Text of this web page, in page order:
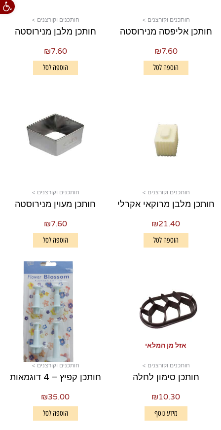
חותכנים וקורצנים >
חותכן אליפסה מנירוסטה
₪7.60
הוספה לסל
חותכנים וקורצנים >
חותכן מלבן מנירוסטה
₪7.60
הוספה לסל
חותכנים וקורצנים >
חותכן מלבן מרוקאי אקרלי
₪21.40
הוספה לסל
חותכנים וקורצנים >
חותכן מעוין מנירוסטה
₪7.60
הוספה לסל
אזל מן המלאי
חותכנים וקורצנים >
חותכן סימון לחלה
₪10.30
מידע נוסף
חותכנים וקורצנים >
חותכן קפיץ – 4 דוגמאות
₪35.00
הוספה לסל